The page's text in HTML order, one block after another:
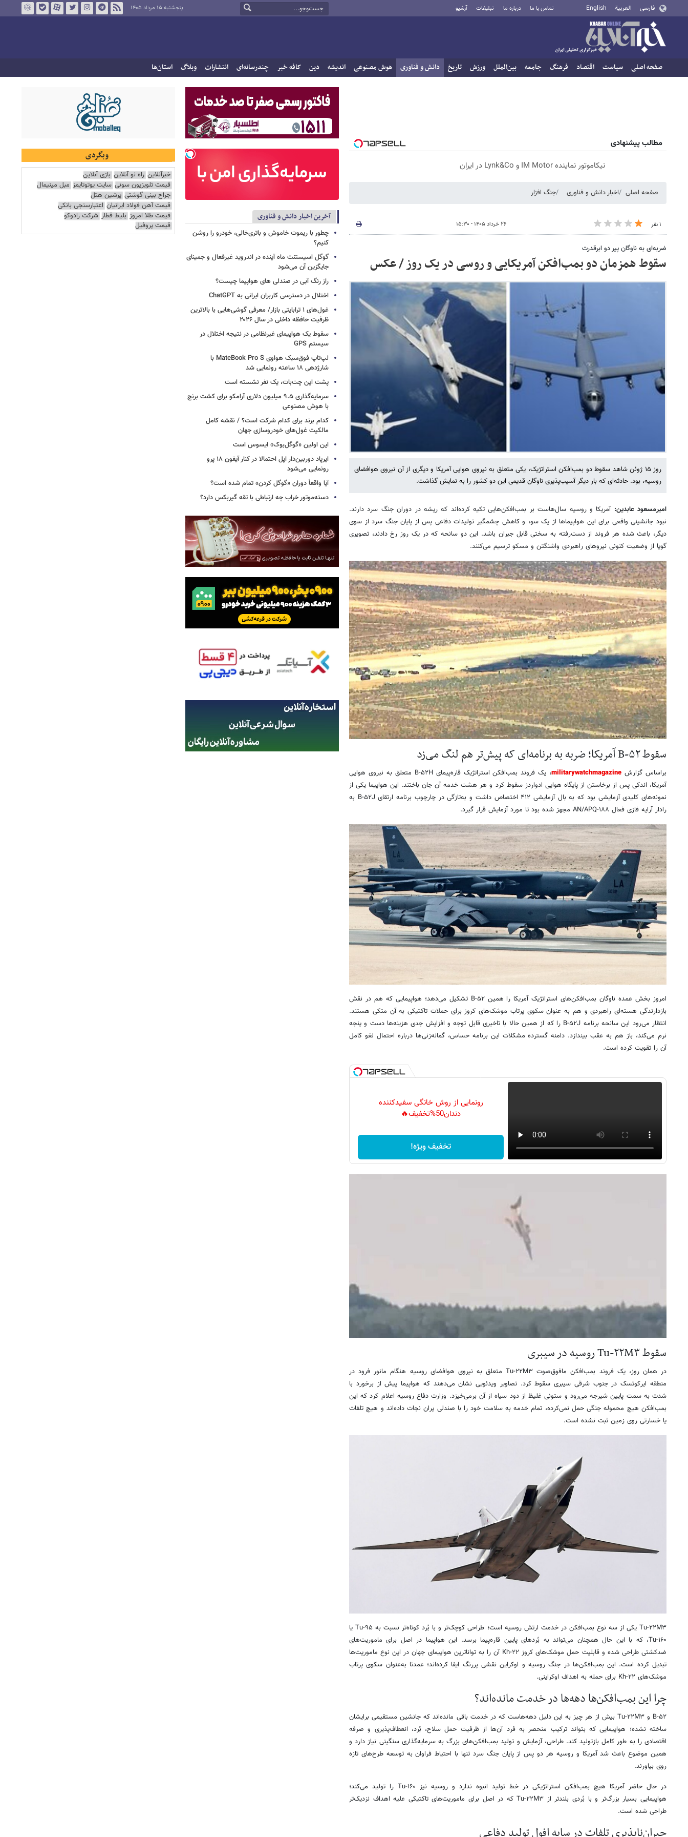
فارسی العربية English تماس با ما درباره ما تبلیغات آرشیو پنجشنبه ۱۵ مرداد ۱۴۰۵
صفحه اصلی سیاست اقتصاد فرهنگ جامعه بین‌الملل ورزش تاریخ دانش و فناوری هوش مصنوعی اندیشه دین کافه خبر چندرسانه‌ای انتشارات وبلاگ استان‌ها
مطالب پیشنهادی
نیکاموتور نماینده IM Motor و Lynk&Co در ایران
صفحه اصلی اخبار دانش و فناوری جنگ افزار
۱ نفر ۲۶ خرداد ۱۴۰۵ - ۱۵:۳۰
ضربه‌ای به ناوگان پیر دو ابرقدرت
سقوط همزمان دو بمب‌افکن آمریکایی و روسی در یک روز / عکس
روز ۱۵ ژوئن شاهد سقوط دو بمب‌افکن استراتژیک، یکی متعلق به نیروی هوایی آمریکا و دیگری از آن نیروی هوافضای
روسیه، بود. حادثه‌ای که بار دیگر آسیب‌پذیری ناوگان قدیمی این دو کشور را به نمایش گذاشت.
امیرمسعود عابدین:آمریکا و روسیه سال‌هاست بر بمب‌افکن‌هایی تکیه کرده‌اند که ریشه در دوران جنگ سرد دارند.
نبود جانشینی واقعی برای این هواپیماها از یک سو، و کاهش چشمگیر تولیدات دفاعی پس از پایان جنگ سرد از سوی
دیگر، باعث شده هر فروند از دست‌رفته به‌ سختی قابل جبران باشد. این دو سانحه که در یک روز رخ دادند، تصویری
گویا از وضعیت کنونی نیروهای راهبردی واشنگتن و مسکو ترسیم می‌کنند.
سقوط B-۵۲ آمریکا؛ ضربه به برنامه‌ای که پیش‌تر هم لنگ می‌زد
براساس گزارش militarywatchmagazine
، یک فروند بمب‌افکن استراتژیک قاره‌پیمای B-۵۲H متعلق به نیروی هوایی
آمریکا، اندکی پس از برخاستن از پایگاه هوایی ادواردز سقوط کرد و هر هشت خدمه آن جان باختند. این هواپیما یکی از
نمونه‌های کلیدی آزمایشی بود که به بال آزمایشی ۴۱۲ اختصاص داشت و به‌تازگی در چارچوب برنامه ارتقای B-۵۲J به
رادار آرایه فازی فعال AN/APQ-۱۸۸ مجهز شده بود تا مورد آزمایش قرار گیرد.
امروز بخش عمده ناوگان بمب‌افکن‌های استراتژیک آمریکا را همین B-۵۲ تشکیل می‌دهد؛ هواپیمایی که هم در نقش
بازدارندگی هسته‌ای راهبردی و هم به‌ عنوان سکوی پرتاب موشک‌های کروز برای حملات تاکتیکی به آن متکی هستند.
انتظار می‌رود این سانحه برنامه B-۵۲J را که از همین حالا با تاخیری قابل توجه و افزایش جدی هزینه‌ها دست‌ و پنجه
نرم می‌کند، باز هم به عقب بیندازد. دامنه گسترده مشکلات این برنامه حساس، گمانه‌زنی‌ها درباره احتمال لغو کامل
آن را تقویت کرده است.
رونمایی از روش خانگی سفیدکننده
دندان50%تخفیف🔥
تخفیف ویژه!
سقوط Tu-۲۲M۳ روسیه در سیبری
در همان روز، یک فروند بمب‌افکن مافوق‌صوت Tu-۲۲M۳ متعلق به نیروی هوافضای روسیه هنگام مانور فرود در
منطقه ایرکوتسک در جنوب شرقی سیبری سقوط کرد. تصاویر ویدئویی نشان می‌دهند که هواپیما پیش از برخورد با
شدت به‌ سمت پایین شیرجه می‌رود و ستونی غلیظ از دود سیاه از آن برمی‌خیزد. وزارت دفاع روسیه اعلام کرد که این
بمب‌افکن هیچ محموله جنگی حمل نمی‌کرده، تمام خدمه به‌ سلامت خود را با صندلی پران نجات داده‌اند و هیچ تلفات
یا خسارتی روی زمین ثبت نشده است.
Tu-۲۲M۳ یکی از سه نوع بمب‌افکن در خدمت ارتش روسیه است؛ طراحی‌ کوچک‌تر و با بُرد کوتاه‌تر نسبت به Tu-۹۵ یا
Tu-۱۶۰، که با این حال همچنان می‌تواند به بُردهای پایین قاره‌پیما برسد. این هواپیما در اصل برای ماموریت‌های
ضدکشتی طراحی شده و قابلیت حمل موشک‌های کروز Kh-۲۲ آن را به تواناترین هواپیمای جهان در این نوع ماموریت‌ها
تبدیل کرده است. این بمب‌افکن‌ها در جنگ روسیه و اوکراین نقشی پررنگ ایفا کرده‌اند؛ عمدتا به‌عنوان سکوی پرتاب
موشک‌های Kh-۲۲ برای حمله به اهداف اوکراینی.
چرا این بمب‌افکن‌ها دهه‌ها در خدمت مانده‌اند؟
B-۵۲ و Tu-۲۲M۳ بیش از هر چیز به این دلیل دهه‌هاست که در خدمت باقی مانده‌اند که جانشین مستقیمی برایشان
ساخته نشده؛ هواپیمایی که بتواند ترکیب منحصر به‌ فرد آن‌ها از ظرفیت حمل سلاح، بُرد، انعطاف‌پذیری و صرفه
اقتصادی را به‌ طور کامل بازتولید کند. طراحی، آزمایش و تولید بمب‌افکن‌های بزرگ به سرمایه‌گذاری سنگینی نیاز دارد و
همین موضوع باعث شد آمریکا و روسیه هر دو پس از پایان جنگ سرد تنها با احتیاط فراوان به توسعه طرح‌های تازه
روی بیاورند.
در حال حاضر آمریکا هیچ بمب‌افکن استراتژیکی در خط تولید انبوه ندارد و روسیه نیز Tu-۱۶۰ را تولید می‌کند؛
هواپیمایی بسیار بزرگ‌تر و با بُردی بلندتر از Tu-۲۲M۳ که در اصل برای ماموریت‌های تاکتیکی علیه اهداف نزدیک‌تر
طراحی شده است.
آخرین اخبار دانش و فناوری
چطور با ریموت خاموش و باتری‌خالی، خودرو را روشن
کنیم؟
گوگل اسیستنت ماه آینده در اندروید غیرفعال و جمینای
جایگزین آن می‌شود
راز رنگ آبی در صندلی های هواپیما چیست؟
اختلال در دسترسی کاربران ایرانی به ChatGPT
غول‌های ۱ ترابایتی بازار/ معرفی گوشی‌هایی با بالاترین
ظرفیت حافظه داخلی در سال ۲۰۲۶
سقوط یک هواپیمای غیرنظامی در نتیجه اختلال در
سیستم‌ GPS
لپ‌تاپ فوق‌سبک هواوی MateBook Pro S با
شارژدهی ۱۸ ساعته رونمایی شد
پشت این چت‌بات، یک نفر نشسته است
سرمایه‌گذاری ۹.۵ میلیون دلاری آرامکو برای کشت برنج
با هوش مصنوعی
کدام برند برای کدام شرکت است؟ / نقشه کامل
مالکیت غول‌های خودروسازی جهان
این اولین «گوگل‌بوک» ایسوس است
ایرپاد دوربین‌دار اپل احتمالا در کنار آیفون ۱۸ پرو
رونمایی می‌شود
آیا واقعاً دوران «گوگل کردن» تمام شده است؟
دسته‌موتور خراب چه ارتباطی با تقه گیربکس دارد؟
وبگردی
خبرآنلاین راه نو آنلاین بازی آنلاین
قیمت تلویزیون سونی سایت یوتوتایمز مبل مینیمال
جراح بینی گوشتی پرشین هتل
قیمت آهن فولاد ایرانیان اعتبارسنجی بانکی
قیمت طلا امروز بلیط قطار شرکت رادوکو
قیمت پروفیل